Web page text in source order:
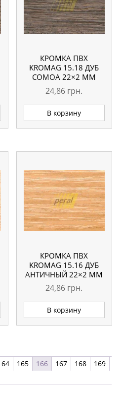
КРОМКА ПВХ
KROMAG 15.18 ДУБ
СОМОА 22×2 ММ
24,86 грн.
В корзину
КРОМКА ПВХ
KROMAG 15.16 ДУБ
АНТИЧНЫЙ 22×2 ММ
24,86 грн.
В корзину
165 166 167 168
169